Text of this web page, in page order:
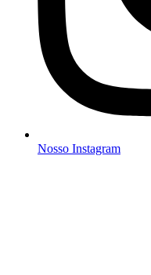
Nosso Instagram